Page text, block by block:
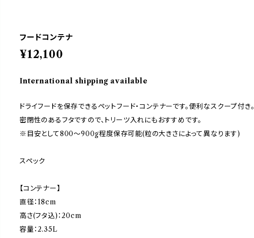
フードコンテナ
¥12,100
International shipping available
ドライフードを保存できるペットフード・コンテナーです。便利なスクープ付き。
密閉性のあるフタですので、トリーツ入れにもおすすめです。
※目安として800～900g程度保存可能(粒の大きさによって異なります)
スペック
【コンテナー】
直径：18cm
高さ(フタ込)：20cm
容量：2.35L